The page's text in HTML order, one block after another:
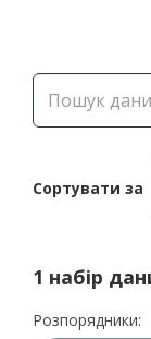
Сортувати за
1 набір
Розпорядники: